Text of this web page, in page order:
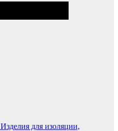
Изделия для изоляции,